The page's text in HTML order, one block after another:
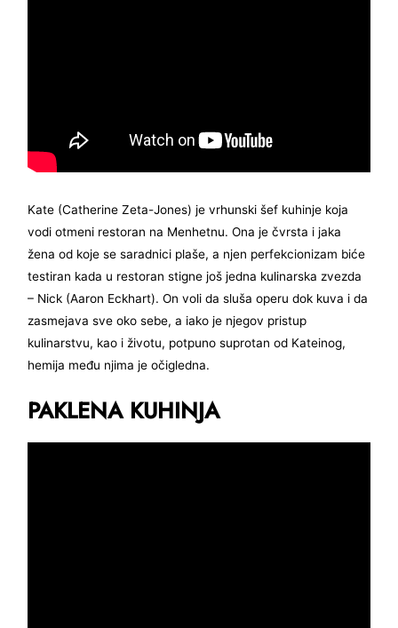
Kate (Catherine Zeta-Jones) je vrhunski šef kuhinje koja
vodi otmeni restoran na Menhetnu. Ona je čvrsta i jaka
žena od koje se saradnici plaše, a njen perfekcionizam biće
testiran kada u restoran stigne još jedna kulinarska zvezda
– Nick (Aaron Eckhart). On voli da sluša operu dok kuva i da
zasmejava sve oko sebe, a iako je njegov pristup
kulinarstvu, kao i životu, potpuno suprotan od Kateinog,
hemija među njima je očigledna.
PAKLENA KUHINJA